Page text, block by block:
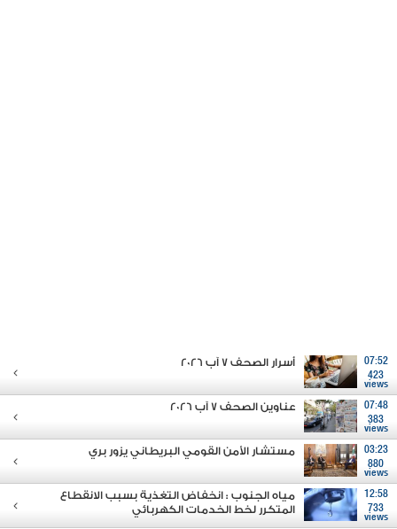
07:52
423
views
أسرار الصحف 7 آب 2026
07:48
383
views
عناوين الصحف 7 آب 2026
03:23
880
views
مستشار الأمن القومي البريطاني يزور بري
12:58
733
views
مياه الجنوب : انخفاض التغذية بسبب الانقطاع
المتكرر لخط الخدمات الكهربائي